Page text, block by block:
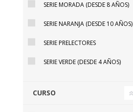
SERIE MORADA (DESDE 8 AÑOS)
SERIE NARANJA (DESDE 10 AÑOS)
SERIE PRELECTORES
SERIE VERDE (DESDE 4 AÑOS)
CURSO